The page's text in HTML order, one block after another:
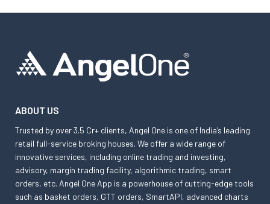
ABOUT US
Trusted by over 3.5 Cr+ clients, Angel One is one of India’s leading
retail full-service broking houses. We offer a wide range of
innovative services, including online trading and investing,
advisory, margin trading facility, algorithmic trading, smart
orders, etc. Angel One App is a powerhouse of cutting-edge tools
such as basket orders, GTT orders, SmartAPI, advanced charts